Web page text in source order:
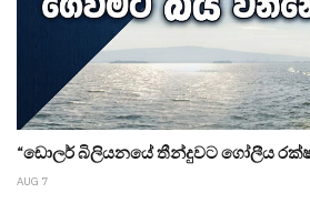
“ඩොලර් බිලියනයේ තීන්දුවට ගෝලීය
AUG 7